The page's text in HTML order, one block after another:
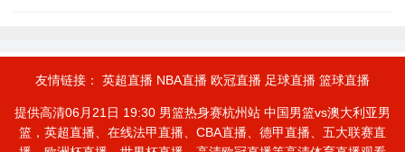
友情链接： 英超直播 NBA直播 欧冠直播 足球直播 篮球直播
提供高清06月21日 19:30 男篮热身赛杭州站 中国男篮vs澳大利亚男
篮，英超直播、在线法甲直播、CBA直播、德甲直播、五大联赛直